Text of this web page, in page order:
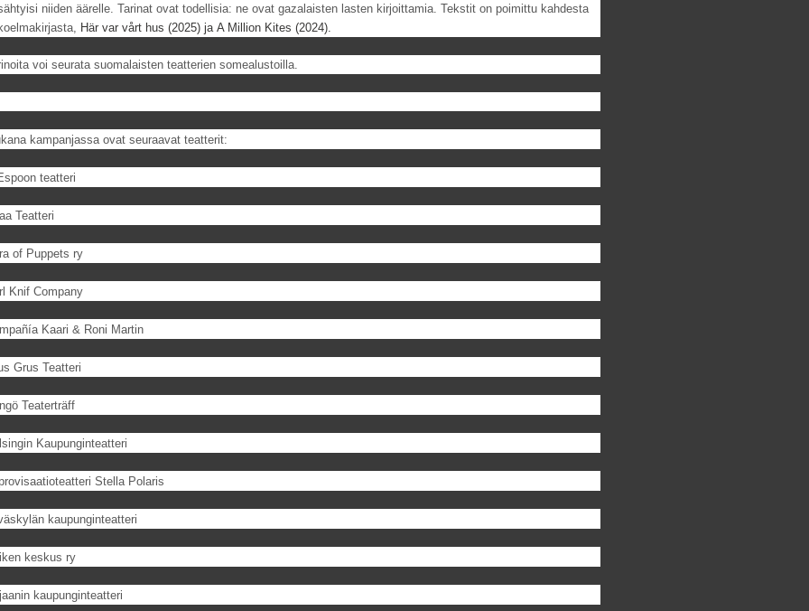
niiden äärelle. Tarinat ovat todellisia: ne ovat gazalaisten lasten kirjoittamia. Tekstit on poimittu kahdesta
Här var vårt hus (2025) ja A Million Kites (2024).
voi seurata suomalaisten teatterien somealustoilla.
kampanjassa ovat seuraavat teatterit:
teatteri
Teatteri
of Puppets ry
Knif Company
Kaari & Roni Martin
Grus Teatteri
Teaterträff
Kaupunginteatteri
Stella Polaris
kaupunginteatteri
keskus ry
kaupunginteatteri